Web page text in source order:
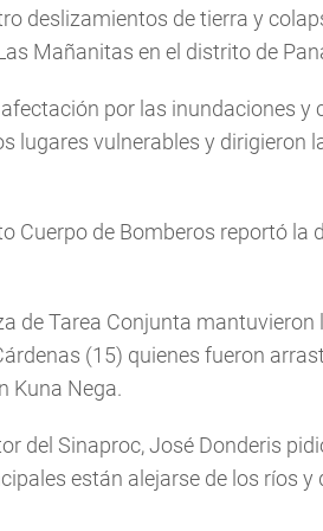
deslizamientos de tierra y
Mañanitas en el distrito de
por las inundaciones y
lugares vulnerables y dirigieron
Cuerpo de Bomberos reportó la
de Tarea Conjunta mantuvieron
(15) quienes fueron
Kuna Nega.
del Sinaproc, José Donderis
están alejarse de los ríos y